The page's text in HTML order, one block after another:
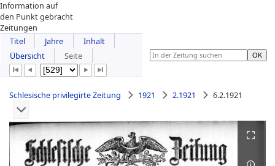
Information auf
den Punkt gebracht
Zeitungen
Titel
Jahre
Inhalt
Übersicht
Seite
Schlesische privilegirte Zeitung 1921 2.1921 6.2.1921